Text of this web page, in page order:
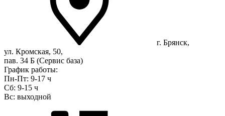
г. Брянск,
ул. Кромская, 50,
пав. 34 Б (Сервис база)
График работы:
Пн-Пт: 9-17 ч
Сб: 9-15 ч
Вс: выходной